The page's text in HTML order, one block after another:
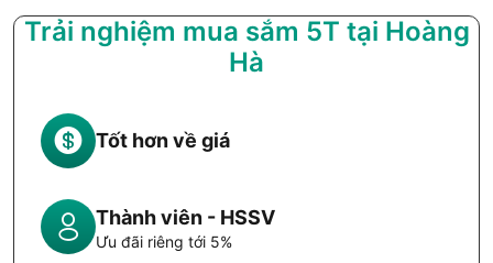
Trải nghiệm mua sắm 5T tại Hoàng
Hà
Tốt hơn về giá
Thành viên - HSSV
Ưu đãi riêng tới 5%